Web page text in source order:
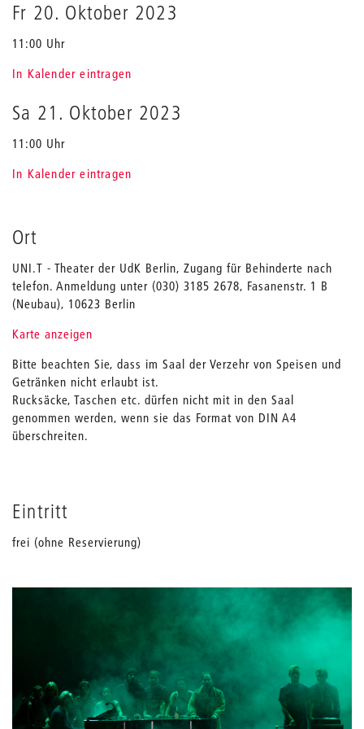
Fr 20. Oktober 2023
11:00 Uhr
In Kalender eintragen
Sa 21. Oktober 2023
11:00 Uhr
In Kalender eintragen
Ort
UNI.T - Theater der UdK Berlin, Zugang für Behinderte nach
telefon. Anmeldung unter (030) 3185 2678, Fasanenstr. 1 B
(Neubau), 10623 Berlin
Karte anzeigen
Bitte beachten Sie, dass im Saal der Verzehr von Speisen und
Getränken nicht erlaubt ist.
Rucksäcke, Taschen etc. dürfen nicht mit in den Saal
genommen werden, wenn sie das Format von DIN A4
überschreiten.
Eintritt
frei (ohne Reservierung)